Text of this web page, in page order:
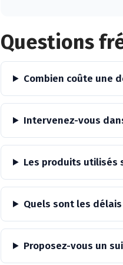
Questions
Combien coûte une
Intervenez-vous
Les produits utilisés
Quels sont les
Proposez-vous un